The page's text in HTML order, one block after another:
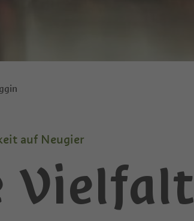
auf Neugier
Vielfalt